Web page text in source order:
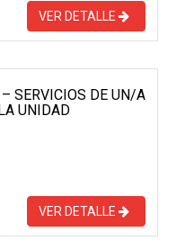
VER DETALLE
SERVICIOS DE UN/A
UNIDAD
VER DETALLE